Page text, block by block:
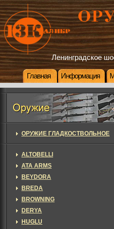
Ленинградское
Главная Информация
ОРУЖИЕ ГЛАДКОСТВОЛЬНОЕ
ALTOBELLI
ATA ARMS
BEYDORA
BREDA
BROWNING
DERYA
HUGLU